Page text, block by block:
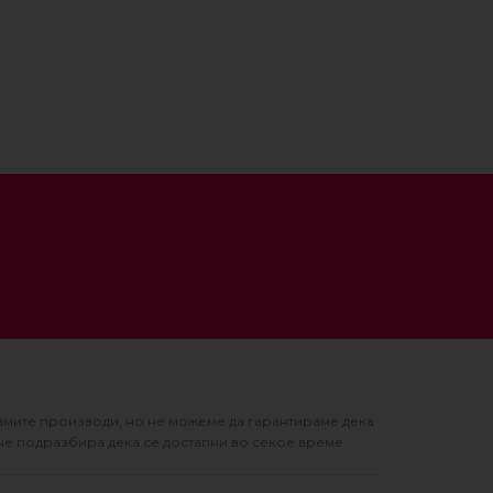
производи, но не можеме да гарантираме дека
подразбира дека се достапни во секое време.